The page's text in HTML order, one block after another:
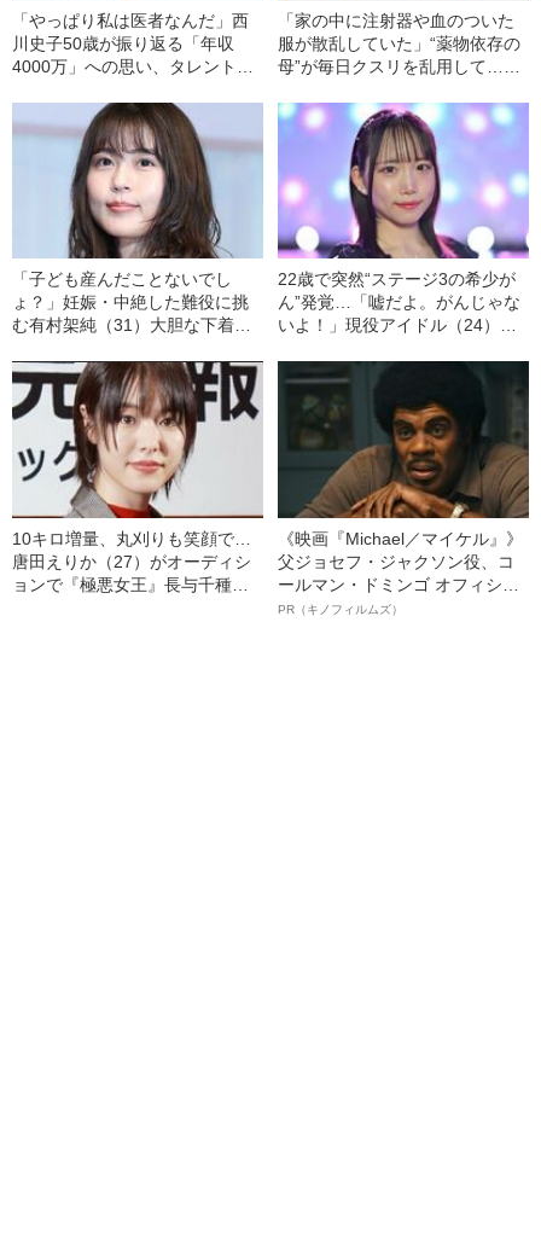
「やっぱり私は医者なんだ」西
川史子50歳が振り返る「年収
4000万」への思い、タレント業
「家の中に注射器や血のついた
服が散乱していた」“薬物依存の
母”が毎日クスリを乱用して…お
ども時代”
「子ども産んだことないでし
ょ？」妊娠・中絶した難役に挑
む有村架純（31）大胆な下着
濡れ場も…
22歳で突然“ステージ3の希少が
ん”発覚…「嘘だよ。がんじゃな
いよ！」現役アイドル（24）が
独な入院生活
10キロ増量、丸刈りも笑顔で…
唐田えりか（27）がオーディシ
ョンで『極悪女王』長与千種役
《映画『Michael／マイケル』》
父ジョセフ・ジャクソン役、コ
ールマン・ドミンゴ オフィシャ
ルインタビュー“観客を魅了した
PR（キノフィルムズ）